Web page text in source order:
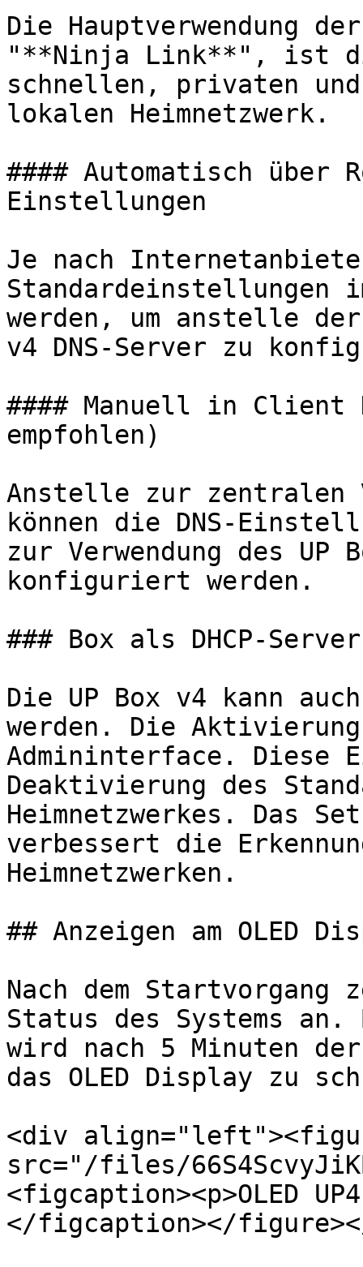
Die Hauptverwendung
"**Ninja Link**", ist
schnellen, privaten
lokalen Heimnetzwerk.
#### Automatisch über
Einstellungen
Je nach
Standardeinstellungen
werden, um anstelle der
v4 DNS-Server zu
#### Manuell in Client
empfohlen)
Anstelle zur zentralen
können die DNS-
zur Verwendung des UP
konfiguriert werden.
### Box als DHCP-
Die UP Box v4 kann
werden. Die
Admininterface.
Deaktivierung des
Heimnetzwerkes. Das
verbessert die
Heimnetzwerken.
## Anzeigen am OLED
Nach dem
Status des Systems
wird nach 5 Minuten
das OLED Display zu
<div
src="/files/
<figcaption><p>OLED
</figcaption></